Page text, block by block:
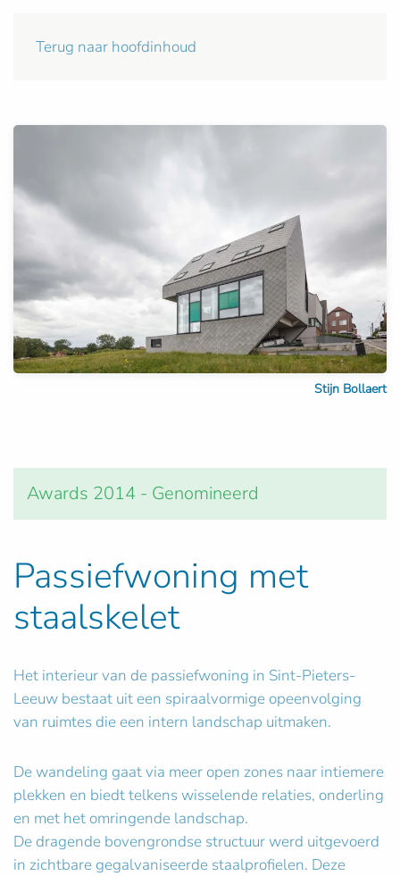
Terug naar hoofdinhoud
Stijn Bollaert
Awards 2014 - Genomineerd
Passiefwoning met
staalskelet
Het interieur van de passiefwoning in Sint-Pieters-
Leeuw bestaat uit een spiraalvormige opeenvolging
van ruimtes die een intern landschap uitmaken.
De wandeling gaat via meer open zones naar intiemere
plekken en biedt telkens wisselende relaties, onderling
en met het omringende landschap.
De dragende bovengrondse structuur werd uitgevoerd
in zichtbare gegalvaniseerde staalprofielen. Deze